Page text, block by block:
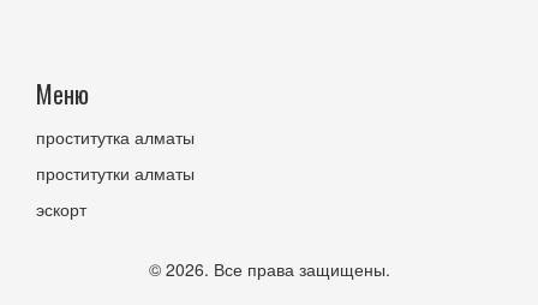
Меню
проститутка алматы
проститутки алматы
эскорт
© 2026. Все права защищены.